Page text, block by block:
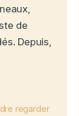
de
Depuis,
regarder